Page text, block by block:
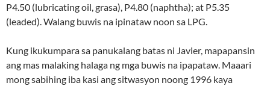
P4.50 (lubricating oil, grasa), P4.80 (naphtha); at P5.35
(leaded). Walang buwis na ipinataw noon sa LPG.
Kung ikukumpara sa panukalang batas ni Javier, mapapansin
ang mas malaking halaga ng mga buwis na ipapataw. Maaari
mong sabihing iba kasi ang sitwasyon noong 1996 kaya